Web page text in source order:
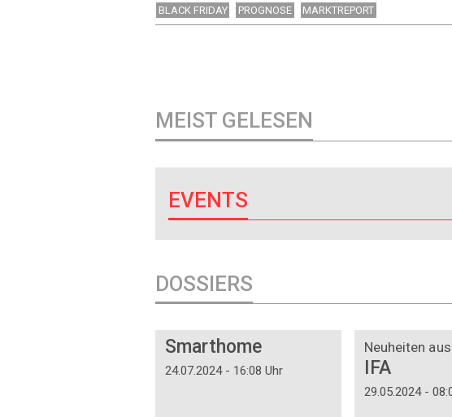
BLACK FRIDAY PROGNOSE MARKTREPORT
MEIST GELESEN
EVENTS
DOSSIERS
Smarthome
24.07.2024 - 16:08 Uhr
Neuheiten
IFA
29.05.2024 -